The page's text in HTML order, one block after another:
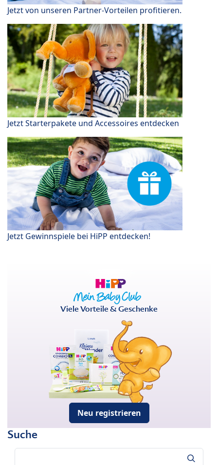
Jetzt von unseren Partner-Vorteilen profitieren.
Jetzt Starterpakete und Accessoires entdecken
Jetzt Gewinnspiele bei HiPP entdecken!
Viele Vorteile & Geschenke
Neu registrieren
Suche